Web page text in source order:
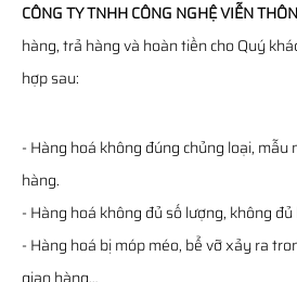
CÔNG TY TNHH CÔNG NGHỆ VIỄN
hàng, trả hàng và hoàn tiền cho Quý
hợp sau:
- Hàng hoá không đúng chủng loại, mẫu
hàng.
- Hàng hoá không đủ số lượng, không
- Hàng hoá bị móp méo, bể vỡ xảy ra